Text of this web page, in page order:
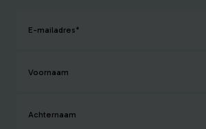
E-mailadres*
Voornaam
Achternaam